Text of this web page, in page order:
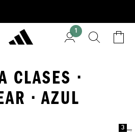
1
CLASES ·
· AZUL
3